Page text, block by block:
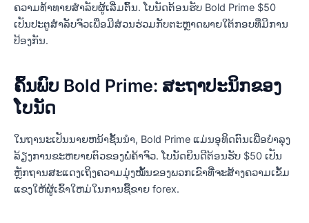
ຄວາມທ້າທາຍສໍາລັບຜູ້ເລີ່ມຕົ້ນ. ໂບນັດຕ້ອນຮັບ Bold Prime $50
ເປັນປະຕູສຳລັບຈົວເພື່ອມີສ່ວນຮ່ວມກັບຕະຫຼາດພາຍໃຕ້ກອບທີ່ມີການ
ປ້ອງກັນ.
ຄົ້ນພົບ Bold Prime: ສະຖາປະນິກຂອງ
ໂບນັດ
ໃນຖານະເປັນນາຍຫນ້າຊັ້ນນໍາ, Bold Prime ແມ່ນອຸທິດຕົນເພື່ອບໍາລຸງ
ລ້ຽງການຂະຫຍາຍຕົວຂອງພໍ່ຄ້າຈົວ. ໂບນັດຍິນດີຕ້ອນຮັບ $50 ເປັນ
ຫຼັກຖານສະແດງເຖິງຄວາມມຸ່ງໝັ້ນຂອງພວກເຂົາທີ່ຈະສ້າງຄວາມເຂັ້ມ
ແຂງໃຫ້ຜູ້ເຂົ້າໃຫມ່ໃນການຊື້ຂາຍ forex.